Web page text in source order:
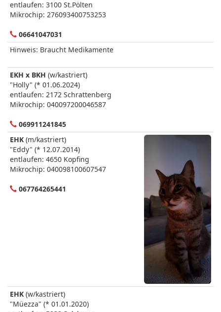
entlaufen: 3100 St.Pölten
Mikrochip: 276093400753253
06641047031
Hinweis: Braucht Medikamente
EKH x BKH (w/kastriert)
"Holly" (* 01.06.2024)
entlaufen: 2172 Schrattenberg
Mikrochip: 040097200046587
069911241845
EHK (m/kastriert)
"Eddy" (* 12.07.2014)
entlaufen: 4650 Kopfing
Mikrochip: 040098100607547
067764265441
EHK (w/kastriert)
"Müezza" (* 01.01.2020)